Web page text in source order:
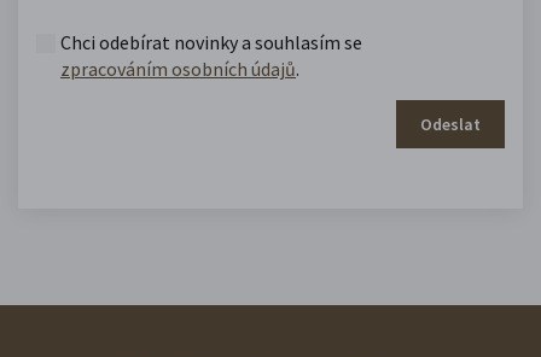
Chci odebírat novinky a souhlasím se
zpracováním osobních údajů.
Odeslat